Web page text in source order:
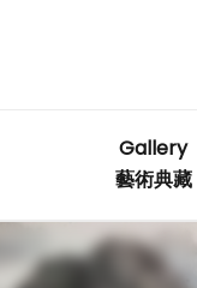
Gallery
藝術典藏